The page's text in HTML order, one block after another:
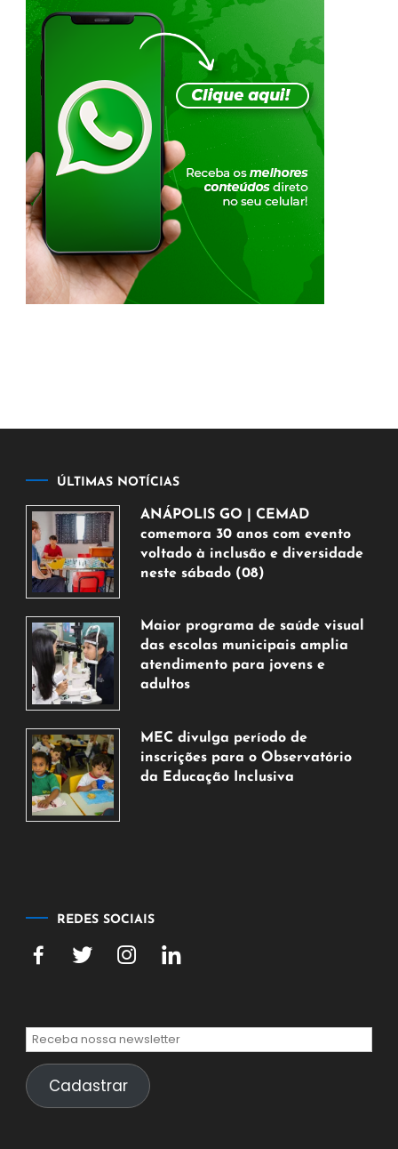
ÚLTIMAS NOTÍCIAS
ANÁPOLIS GO | CEMAD
comemora 30 anos com evento
voltado à inclusão e diversidade
neste sábado (08)
de
agosto
de
2026
Maior programa de saúde visual
das escolas municipais amplia
atendimento para jovens e
adultos
de
agosto
de
MEC divulga período de
inscrições para o Observatório
da Educação Inclusiva
REDES SOCIAIS
Cadastrar